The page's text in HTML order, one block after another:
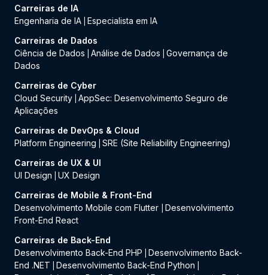
Carreiras de IA
Engenharia de IA Especialista em IA
Carreiras de Dados
Ciência de Dados
Análise de Dados
Governança de
Dados
Carreiras de Cyber
Cloud Security AppSec: Desenvolvimento Seguro de
Aplicações
Carreiras de DevOps & Cloud
Platform Engineering
SRE (Site Reliability Engineering)
Carreiras de UX & UI
UI Design
UX Design
Carreiras de Mobile & Front-End
Desenvolvimento Mobile com Flutter
Desenvolvimento
Front-End React
Carreiras de Back-End
Desenvolvimento Back-End PHP
Desenvolvimento Back-
End .NET
Desenvolvimento Back-End Python